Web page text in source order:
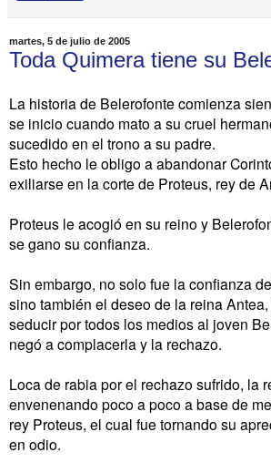
martes, 5 de julio de 2005
Toda Quimera tiene su
La historia de Belerofonte comienza
se inicio cuando mato a su cruel
sucedido en el trono a su padre.
Esto hecho le obligo a abandonar
exiliarse en la corte de Proteus, rey de
Proteus le acogió en su reino y
se gano su confianza.
Sin embargo, no solo fue la confianza
sino también el deseo de la reina
seducir por todos los medios al joven
negó a complacerla y la rechazo.
Loca de rabia por el rechazo sufrido, la
envenenando poco a poco a base de
rey Proteus, el cual fue tornando su
en odio.